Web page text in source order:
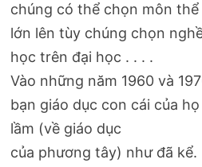
chúng có thể chọn môn
lớn lên tùy chúng chọn
học trên đại học . . . .
Vào những năm 1960 và
bạn giáo dục con cái của
lầm (về giáo dục
của phương tây) như đã